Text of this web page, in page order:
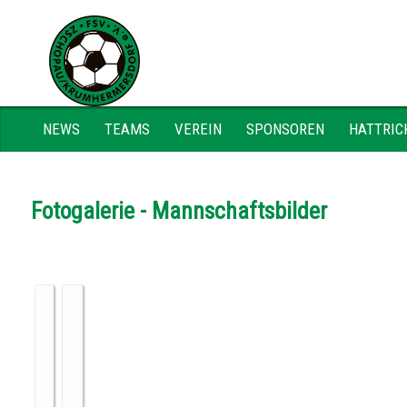
NEWS TEAMS VEREIN SPONSOREN
Fotogalerie - Mannschaftsbilder